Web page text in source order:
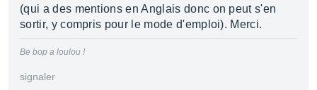
(qui a des mentions en Anglais donc on peut s'en
sortir, y compris pour le mode d'emploi). Merci.
Be bop a loulou !
signaler